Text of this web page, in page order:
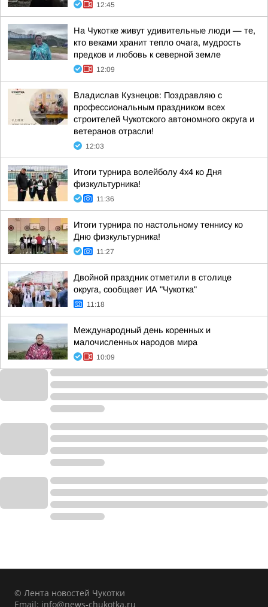
12:45
На Чукотке живут удивительные люди — те,
кто веками хранит тепло очага, мудрость
предков и любовь к северной земле
12:09
Владислав Кузнецов: Поздравляю с
профессиональным праздником всех
строителей Чукотского автономного округа и
ветеранов отрасли!
12:03
Итоги турнира волейболу 4х4 ко Дня
физкультурника!
11:36
Итоги турнира по настольному теннису ко
Дню физкультурника!
11:27
Двойной праздник отметили в столице
округа, сообщает ИА "Чукотка"
11:18
Международный день коренных и
малочисленных народов мира
10:09
© Лента новостей Чукотки
Email: info@news-chukotka.ru